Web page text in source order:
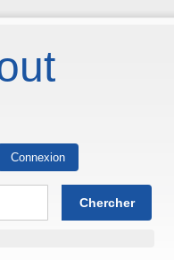
Connexion